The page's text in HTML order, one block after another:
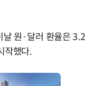
원·달러 환율은 3.2
작했다.